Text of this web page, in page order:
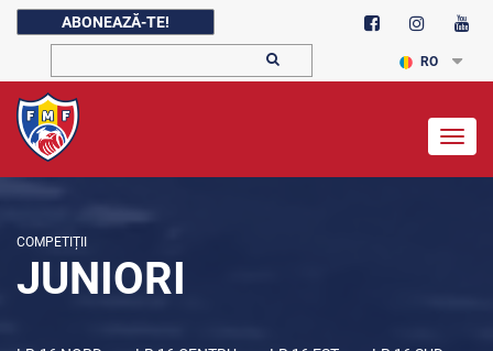
ABONEAZĂ-TE!
RO
COMPETIȚII
JUNIORI